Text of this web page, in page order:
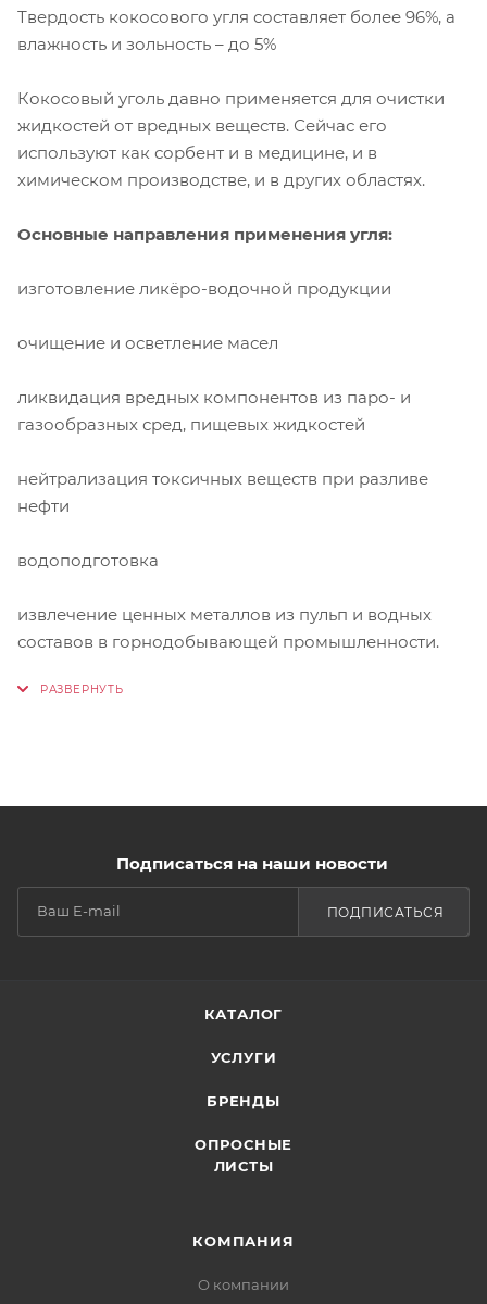
Твердость кокосового угля составляет более 96%, а
влажность и зольность – до 5%
Кокосовый уголь давно применяется для очистки
жидкостей от вредных веществ. Сейчас его
используют как сорбент и в медицине, и в
химическом производстве, и в других областях.
Основные направления применения угля:
изготовление ликёро-водочной продукции
очищение и осветление масел
ликвидация вредных компонентов из паро- и
газообразных сред, пищевых жидкостей
нейтрализация токсичных веществ при разливе
нефти
водоподготовка
извлечение ценных металлов из пульп и водных
составов в горнодобывающей промышленности.
Подписаться на наши новости
ПОДПИСАТЬСЯ
КАТАЛОГ
УСЛУГИ
БРЕНДЫ
ОПРОСНЫЕ
ЛИСТЫ
КОМПАНИЯ
О компании